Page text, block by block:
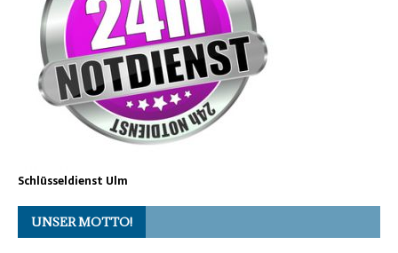
Schlüsseldienst Ulm
UNSER MOTTO!